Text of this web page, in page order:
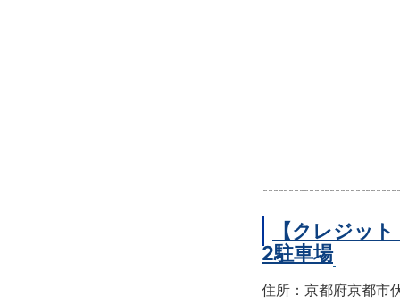
【クレジッ
2駐車場
住所：京都府京都市